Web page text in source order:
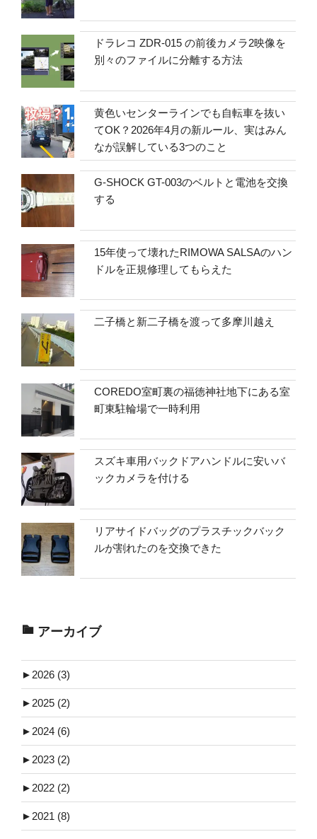
ドラレコ ZDR-015 の前後カメラ2映像を
別々のファイルに分離する方法
黄色いセンターラインでも自転車を抜い
てOK？2026年4月の新ルール、実はみん
なが誤解している3つのこと
G-SHOCK GT-003のベルトと電池を交換
する
15年使って壊れたRIMOWA SALSAのハン
ドルを正規修理してもらえた
二子橋と新二子橋を渡って多摩川越え
COREDO室町裏の福徳神社地下にある室
町東駐輪場で一時利用
スズキ車用バックドアハンドルに安いバ
ックカメラを付ける
リアサイドバッグのプラスチックバック
ルが割れたのを交換できた
アーカイブ
► 2026 (3)
► 2025 (2)
► 2024 (6)
► 2023 (2)
► 2022 (2)
► 2021 (8)